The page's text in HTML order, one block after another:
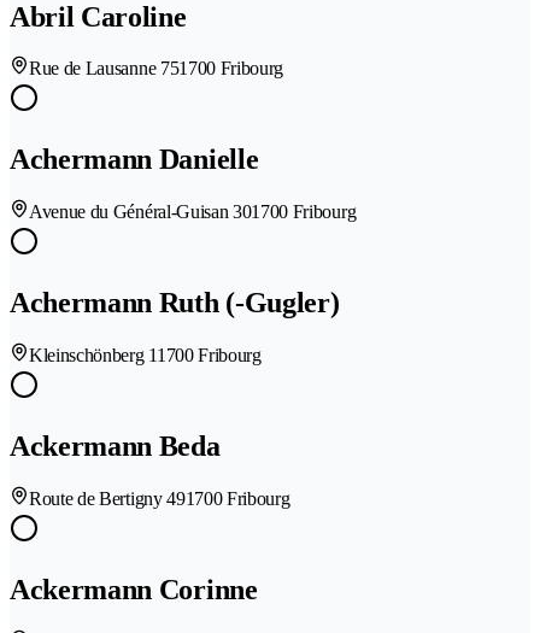
Abril Caroline
Rue de Lausanne 751700 Fribourg
Achermann Danielle
Avenue du Général-Guisan 301700 Fribourg
Achermann Ruth (-Gugler)
Kleinschönberg 11700 Fribourg
Ackermann Beda
Route de Bertigny 491700 Fribourg
Ackermann Corinne